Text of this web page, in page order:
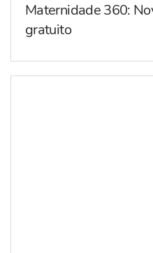
Maternidade 360:
gratuito